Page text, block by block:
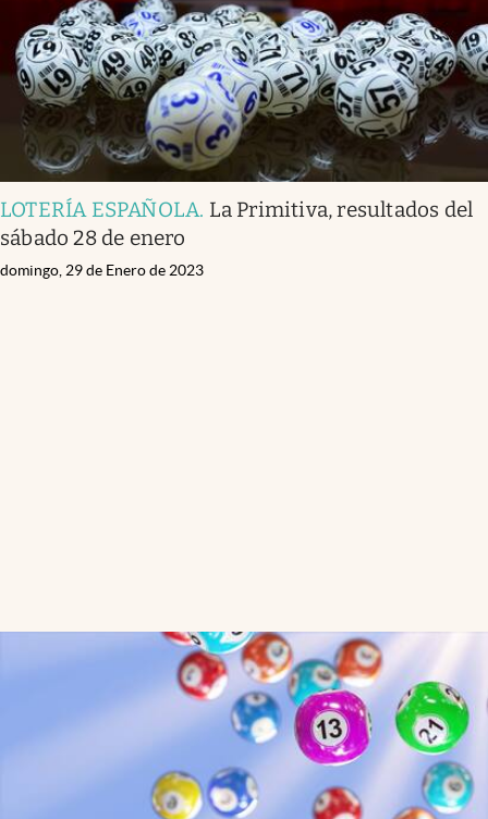
LOTERÍA ESPAÑOLA. La Primitiva, resultados del
sábado 28 de enero
domingo, 29 de Enero de 2023